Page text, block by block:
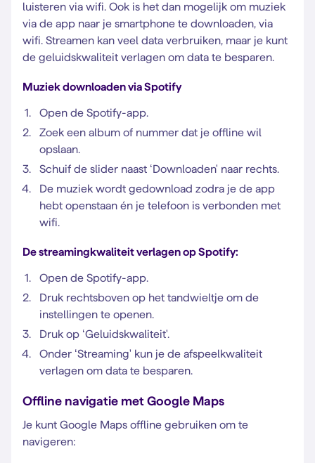
luisteren via wifi. Ook is het dan mogelijk om muziek
via de app naar je smartphone te downloaden, via
wifi. Streamen kan veel data verbruiken, maar je kunt
de geluidskwaliteit verlagen om data te besparen.
Muziek downloaden via Spotify
Open de Spotify-app.
Zoek een album of nummer dat je offline wil
opslaan.
Schuif de slider naast ‘Downloaden' naar rechts.
De muziek wordt gedownload zodra je de app
hebt openstaan én je telefoon is verbonden met
wifi.
De streamingkwaliteit verlagen op Spotify:
Open de Spotify-app.
Druk rechtsboven op het tandwieltje om de
instellingen te openen.
Druk op ‘Geluidskwaliteit'.
Onder ‘Streaming' kun je de afspeelkwaliteit
verlagen om data te besparen.
Offline navigatie met Google Maps
Je kunt Google Maps offline gebruiken om te
navigeren: